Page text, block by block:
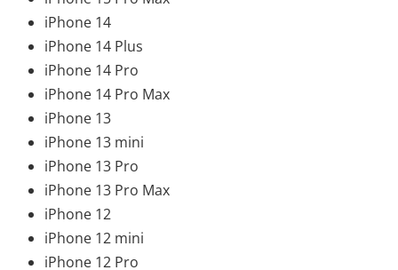
iPhone 14
iPhone 14 Plus
iPhone 14 Pro
iPhone 14 Pro Max
iPhone 13
iPhone 13 mini
iPhone 13 Pro
iPhone 13 Pro Max
iPhone 12
iPhone 12 mini
iPhone 12 Pro